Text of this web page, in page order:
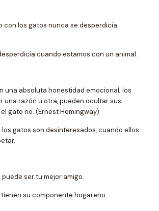
con los gatos nunca se desperdicia.
cuando estamos con un animal.
una absoluta honestidad emocional; los
una razón u otra, pueden ocultar sus
gato no. (Ernest Hemingway)
gatos son desinteresados, cuando ellos
puede ser tu mejor amigo.
su componente hogareño.